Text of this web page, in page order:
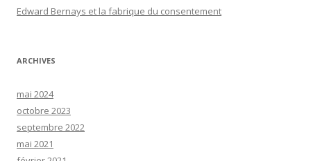
Edward Bernays et la fabrique du consentement
ARCHIVES
mai 2024
octobre 2023
septembre 2022
mai 2021